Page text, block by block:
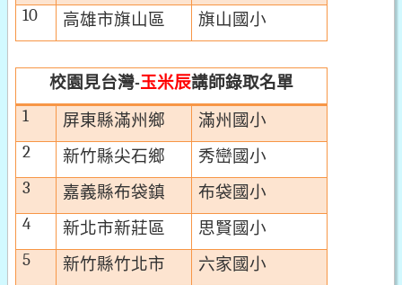
10 高雄市旗山區 旗山國小
校園見台灣-玉米辰講師錄取名單
1 屏東縣滿州鄉 滿州國小
2 新竹縣尖石鄉 秀巒國小
3 嘉義縣布袋鎮 布袋國小
4 新北市新莊區 思賢國小
5 新竹縣竹北市 六家國小